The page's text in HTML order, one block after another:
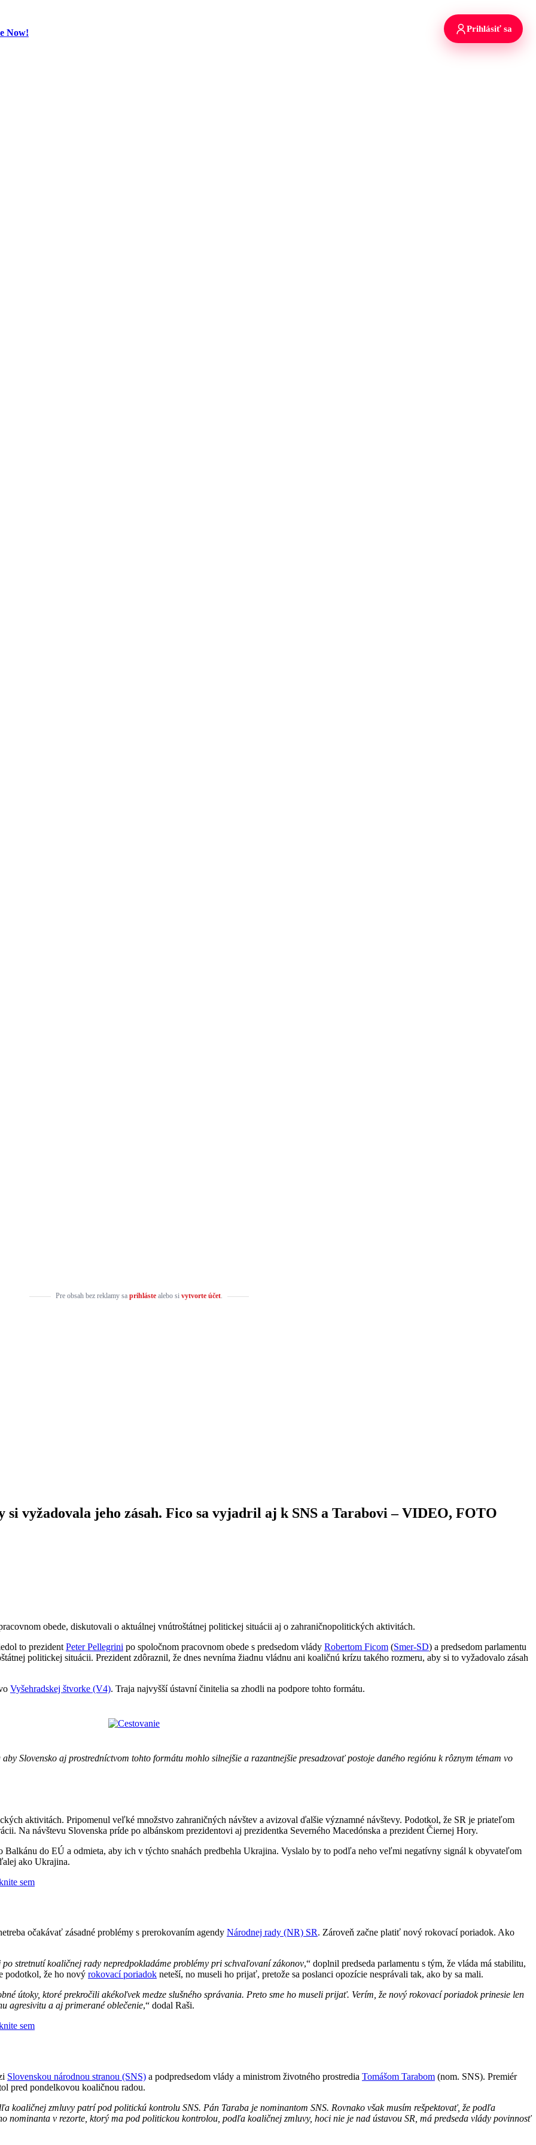
Now!
Pre obsah bez reklamy sa prihlástealebo si vytvorte účet.
vyžadovala jeho zásah. Fico sa vyjadril aj k SNS a Tarabovi – VIDEO, FOTO
obede, diskutovali o aktuálnej vnútroštátnej politickej situácii aj o zahraničnopolitických aktivitách.
to prezident Peter Pellegrini po spoločnom pracovnom obede s predsedom vlády Robertom Ficom (Smer-SD) a predsedom parlamentu
politickej situácii. Prezident zdôraznil, že dnes nevníma žiadnu vládnu ani koaličnú krízu takého rozmeru, aby si to vyžadovalo zásah
Vyšehradskej štvorke (V4). Traja najvyšší ústavní činitelia sa zhodli na podpore tohto formátu.
Slovensko aj prostredníctvom tohto formátu mohlo silnejšie a razantnejšie presadzovať postoje daného regiónu k rôznym témam vo
aktivitách. Pripomenul veľké množstvo zahraničných návštev a avizoval ďalšie významné návštevy. Podotkol, že SR je priateľom
Na návštevu Slovenska príde po albánskom prezidentovi aj prezidentka Severného Macedónska a prezident Čiernej Hory.
Balkánu do EÚ a odmieta, aby ich v týchto snahách predbehla Ukrajina. Vyslalo by to podľa neho veľmi negatívny signál k obyvateľom
ako Ukrajina.
sem
očakávať zásadné problémy s prerokovaním agendy Národnej rady (NR) SR. Zároveň začne platiť nový rokovací poriadok. Ako
stretnutí koaličnej rady nepredpokladáme problémy pri schvaľovaní zákonov,“ doplnil predseda parlamentu s tým, že vláda má stabilitu,
podotkol, že ho nový rokovací poriadok neteší, no museli ho prijať, pretože sa poslanci opozície nesprávali tak, ako by sa mali.
útoky, ktoré prekročili akékoľvek medze slušného správania. Preto sme ho museli prijať. Verím, že nový rokovací poriadok prinesie len
agresivitu a aj primerané oblečenie,“ dodal Raši.
sem
Slovenskou národnou stranou (SNS) a podpredsedom vlády a ministrom životného prostredia Tomášom Tarabom (nom. SNS). Premiér
pred pondelkovou koaličnou radou.
koaličnej zmluvy patrí pod politickú kontrolu SNS. Pán Taraba je nominantom SNS. Rovnako však musím rešpektovať, že podľa
nominanta v rezorte, ktorý ma pod politickou kontrolou, podľa koaličnej zmluvy, hoci nie je nad ústavou SR, má predseda vlády povinnosť
Prihlásiť sa